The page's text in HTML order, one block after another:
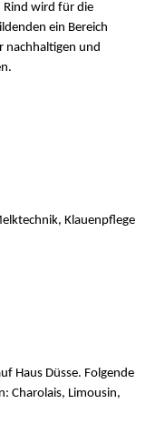
wird für die
ein Bereich
nachhaltigen und
Klauenpflege
Haus Düsse. Folgende
Charolais, Limousin,